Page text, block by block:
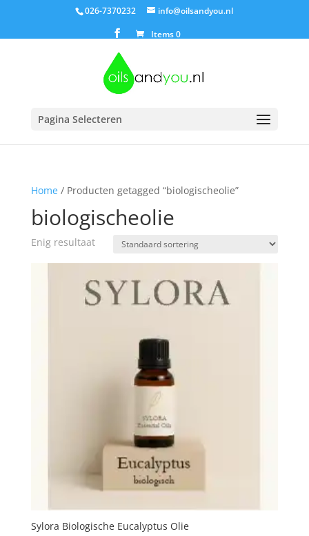
026-7370232
info@oilsandyou.nl
Items 0
Pagina Selecteren
Home/ Producten getagged “biologischeolie”
biologischeolie
Enig resultaat
Sylora Biologische Eucalyptus Olie